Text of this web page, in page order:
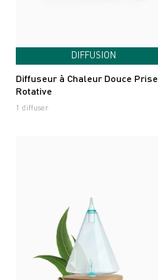
DIFFUSION
Diffuseur à Chaleur Douce Prise
Rotative
1 diffuser